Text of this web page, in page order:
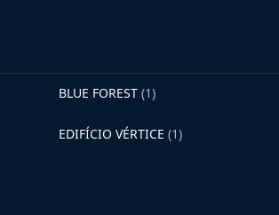
BLUE FOREST (1)
EDIFÍCIO VÉRTICE (1)